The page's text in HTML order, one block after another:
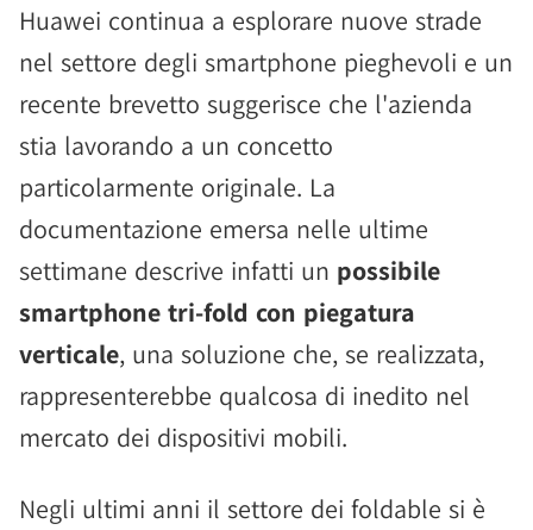
Huawei continua a esplorare nuove strade
nel settore degli smartphone pieghevoli e un
recente brevetto suggerisce che l'azienda
stia lavorando a un concetto
particolarmente originale. La
documentazione emersa nelle ultime
settimane descrive infatti un possibile
smartphone tri-fold con piegatura
verticale, una soluzione che, se realizzata,
rappresenterebbe qualcosa di inedito nel
mercato dei dispositivi mobili.
Negli ultimi anni il settore dei foldable si è